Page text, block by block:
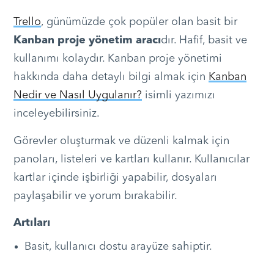
Trello, günümüzde çok popüler olan basit bir
Kanban proje yönetim aracıdır. Hafif, basit ve
kullanımı kolaydır. Kanban proje yönetimi
hakkında daha detaylı bilgi almak için Kanban
Nedir ve Nasıl Uygulanır? isimli yazımızı
inceleyebilirsiniz.
Görevler oluşturmak ve düzenli kalmak için
panoları, listeleri ve kartları kullanır. Kullanıcılar
kartlar içinde işbirliği yapabilir, dosyaları
paylaşabilir ve yorum bırakabilir.
Artıları
Basit, kullanıcı dostu arayüze sahiptir.